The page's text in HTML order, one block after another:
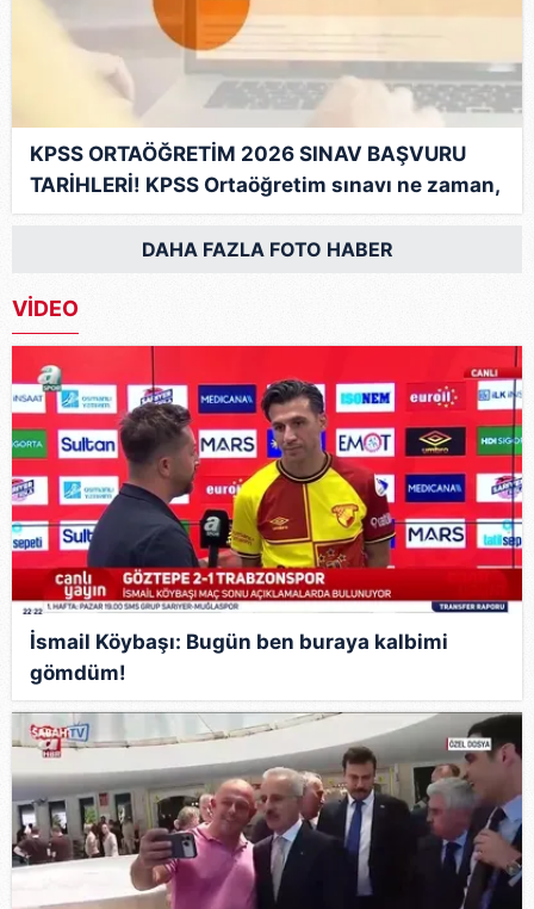
KPSS ORTAÖĞRETİM 2026 SINAV BAŞVURU
TARİHLERİ! KPSS Ortaöğretim sınavı ne zaman,
saat kaçta?
DAHA FAZLA FOTO HABER
VİDEO
İsmail Köybaşı: Bugün ben buraya kalbimi
gömdüm!